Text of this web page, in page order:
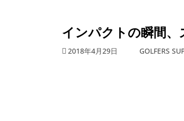
インパクトの瞬間
2018年4月29日 GOLFERS